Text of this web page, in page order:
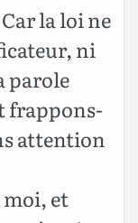
la loi ne
ni
parole
frappons-
attention
et